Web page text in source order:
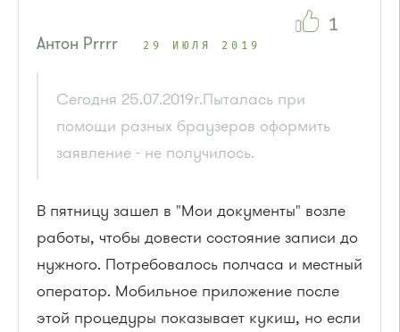
Антон Рrrrr 29 ИЮЛЯ 2019
Сегодня 25.07.2019г.Пыталась при
помощи разных браузеров оформить
заявление - не получилось.
В пятницу зашел в "Мои документы" возле
работы, чтобы довести состояние записи до
нужного. Потребовалось полчаса и местный
оператор. Мобильное приложение после
этой процедуры показывает кукиш, но если
1